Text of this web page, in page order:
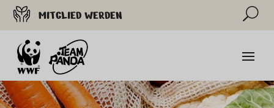
MITGLIED WERDEN U